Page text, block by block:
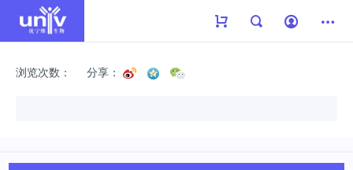
浏览次数： 分享：